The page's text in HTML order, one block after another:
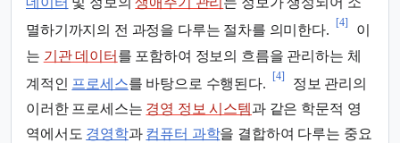
멸하기까지의 전 과정을 다루는 절차를 의미한다.
[4]
이
는 기관 데이터 를 포함하여 정보의 흐름을 관리하는 체
계적인 프로세스를 바탕으로 수행된다.
[4]
정보 관리의
이러한 프로세스는 경영 정보 시스템과 같은 학문적 영
역에서도 경영학과 컴퓨터 과학을 결합하여 다루는 중요